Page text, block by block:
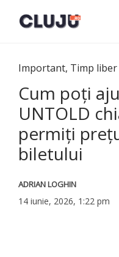
Important, Timp liber
Cum poți
UNTOLD
permiți
biletului
ADRIAN LOGHIN
14 iunie, 2026, 1:22 pm